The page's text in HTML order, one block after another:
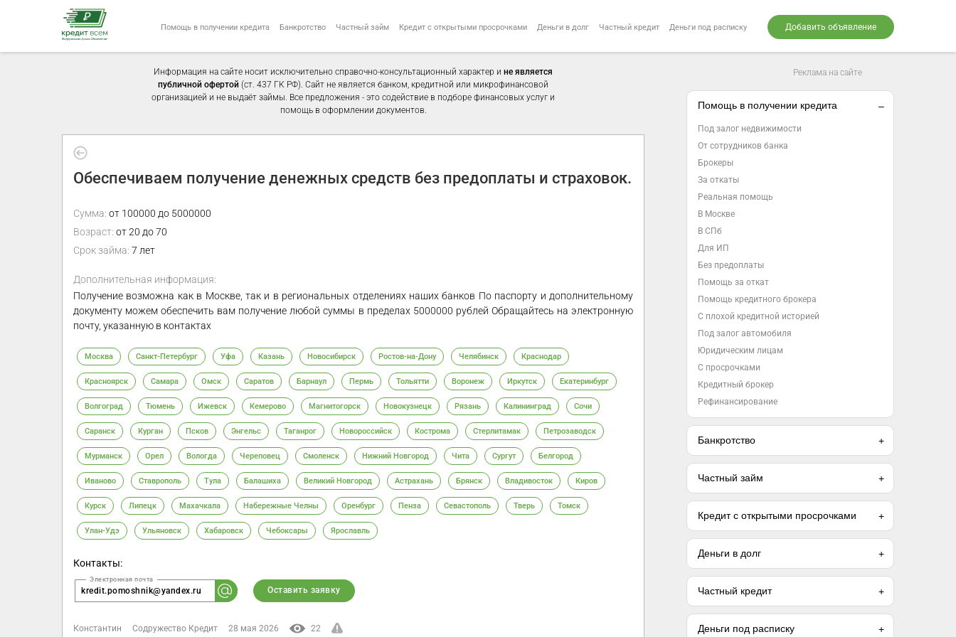
Помощь в получении кредита Банкротство Частный займ Кредит с открытыми просрочками Деньги в долг Частный кредит Деньги под расписку Добавить объявление
Информация на сайте носит исключительно справочно-консультационный характер и не является
публичной офертой (ст. 437 ГК РФ). Сайт не является банком, кредитной или микрофинансовой
организацией и не выдаёт займы. Все предложения - это содействие в подборе финансовых услуг и
помощь в оформлении документов.
Обеспечиваем получение денежных средств без предоплаты и страховок.
Сумма: от 100000 до 5000000
Возраст: от 20 до 70
Срок займа: 7 лет
Дополнительная информация:
Получение возможна как в Москве, так и в региональных отделениях наших банков По паспорту и дополнительному
документу можем обеспечить вам получение любой суммы в пределах 5000000 рублей Обращайтесь на электронную
почту, указанную в контактах
Москва Санкт-Петербург Уфа Казань Новосибирск Ростов-на-Дону Челябинск Краснодар
Красноярск Самара Омск Саратов Барнаул Пермь Тольятти Воронеж Иркутск Екатеринбург
Волгоград Тюмень Ижевск Кемерово Магнитогорск Новокузнецк Рязань Калининград Сочи
Саранск Курган Псков Энгельс Таганрог Новороссийск Кострома Стерлитамак Петрозаводск
Мурманск Орел Вологда Череповец Смоленск Нижний Новгород Чита Сургут Белгород
Иваново Ставрополь Тула Балашиха Великий Новгород Астрахань Брянск Владивосток Киров
Курск Липецк Махачкала Набережные Челны Оренбург Пенза Севастополь Тверь Томск
Улан-Удэ Ульяновск Хабаровск Чебоксары Ярославль
Контакты:
kredit.pomoshnik@yandex.ru Оставить заявку
Константин Содружество Кредит 28 мая 2026 22
Реклама на сайте
Помощь в получении кредита
Под залог недвижимости
От сотрудников банка
Брокеры
За откаты
Реальная помощь
В Москве
В СПб
Для ИП
Без предоплаты
Помощь за откат
Помощь кредитного брокера
С плохой кредитной историей
Под залог автомобиля
Юридическим лицам
С просрочками
Кредитный брокер
Рефинансирование
Банкротство
Частный займ
Кредит с открытыми просрочками
Деньги в долг
Частный кредит
Деньги под расписку